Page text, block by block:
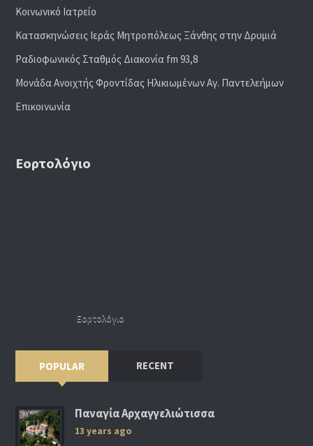
Κοινωνικό Ιατρείο
Κατασκηνώσεις Ιεράς Μητροπόλεως Ξάνθης στην Δρυμιά
Ραδιoφωνικός Σταθμός Διακονία fm 93,8
Μονάδα Ανοιχτής Φροντίδας Ηλικιωμένων Αγ. Παντελεήμων
Επικοινωνία
Εορτολόγιο
Εορτολόγιο
POPULAR RECENT
Παναγία Αρχαγγελιώτισσα
13 years ago